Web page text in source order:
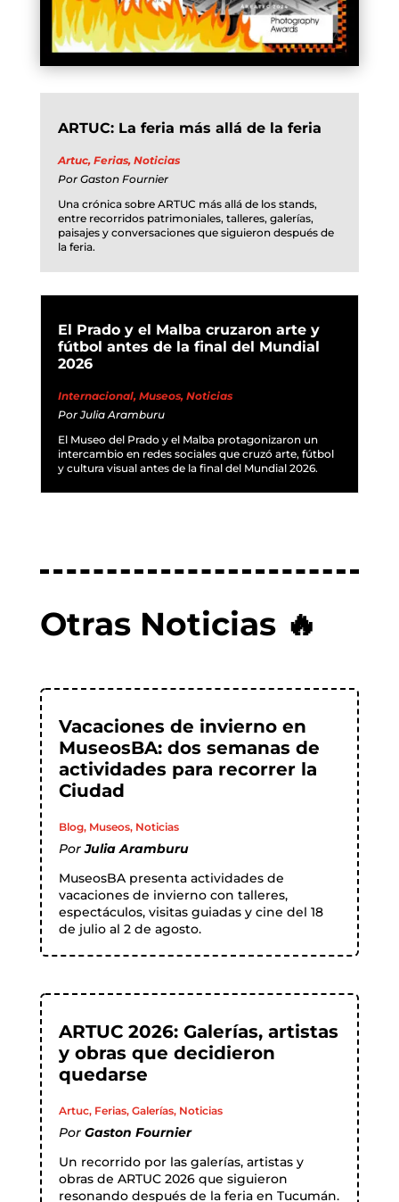
ARTUC: La feria más allá de la feria
Artuc, Ferias, Noticias
Por Gaston Fournier
Una crónica sobre ARTUC más allá de los stands,
entre recorridos patrimoniales, talleres, galerías,
paisajes y conversaciones que siguieron después de
la feria.
El Prado y el Malba cruzaron arte y
fútbol antes de la final del Mundial
2026
Internacional, Museos, Noticias
PorJulia Aramburu
El Museo del Prado y el Malba protagonizaron un
intercambio en redes sociales que cruzó arte, fútbol
y cultura visual antes de la final del Mundial 2026.
Otras Noticias 🔥
Vacaciones de invierno en
MuseosBA: dos semanas de
actividades para recorrer la
Ciudad
Blog, Museos, Noticias
PorJulia Aramburu
MuseosBA presenta actividades de
vacaciones de invierno con talleres,
espectáculos, visitas guiadas y cine del 18
de julio al 2 de agosto.
ARTUC 2026: Galerías, artistas
y obras que decidieron
quedarse
Artuc, Ferias, Galerías, Noticias
Por Gaston Fournier
Un recorrido por las galerías, artistas y
obras de ARTUC 2026 que siguieron
resonando después de la feria en Tucumán.